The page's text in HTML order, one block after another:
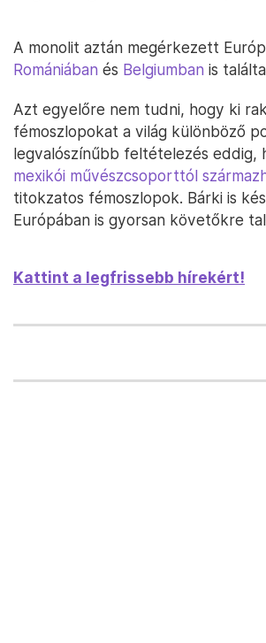
A monolit aztán megérkezett
Romániában és Belgiumban is
Azt egyelőre nem tudni, hogy ki
fémoszlopokat a világ különböző
legvalószínűbb feltételezés eddig,
mexikói művészcsoporttól
titokzatos fémoszlopok. Bárki is
Európában is gyorsan követőkre
Kattint a legfrissebb hírekért!